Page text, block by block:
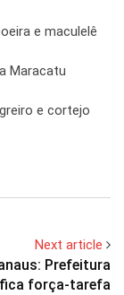
e maculelê
Maracatu
e cortejo
Next article
Prefeitura
força-tarefa